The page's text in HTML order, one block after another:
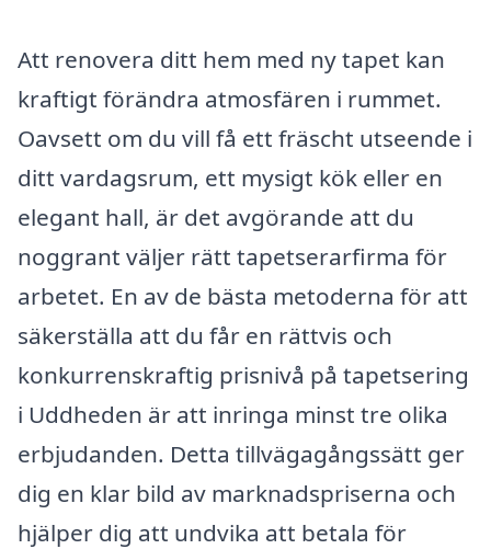
Att renovera ditt hem med ny tapet kan
kraftigt förändra atmosfären i rummet.
Oavsett om du vill få ett fräscht utseende i
ditt vardagsrum, ett mysigt kök eller en
elegant hall, är det avgörande att du
noggrant väljer rätt tapetserarfirma för
arbetet. En av de bästa metoderna för att
säkerställa att du får en rättvis och
konkurrenskraftig prisnivå på tapetsering
i Uddheden är att inringa minst tre olika
erbjudanden. Detta tillvägagångssätt ger
dig en klar bild av marknadspriserna och
hjälper dig att undvika att betala för